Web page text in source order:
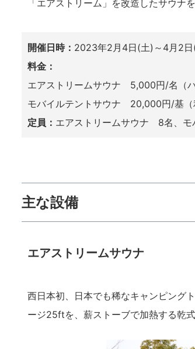
「エアストリーム」を改造したサウナ
開催日時： 2023年2月4日(土)～4月
料金：
エアストリームサウナ 5,000円/名（ハ
モバイルテントサウナ 20,000円/基（
定員： エアストリームサウナ 8名、
主な設備
エアストリームサウナ
西日本初、日本でも稀なキャンピング
ージ25ftを、薪ストーブで加熱する乾